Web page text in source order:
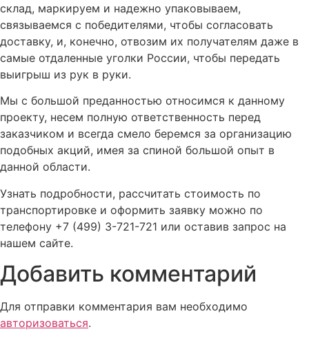
склад, маркируем и надежно упаковываем,
связываемся с победителями, чтобы согласовать
доставку, и, конечно, отвозим их получателям даже в
самые отдаленные уголки России, чтобы передать
выигрыш из рук в руки.
Мы с большой преданностью относимся к данному
проекту, несем полную ответственность перед
заказчиком и всегда смело беремся за организацию
подобных акций, имея за спиной большой опыт в
данной области.
Узнать подробности, рассчитать стоимость по
транспортировке и оформить заявку можно по
телефону +7 (499) 3-721-721 или оставив запрос на
нашем сайте.
Добавить комментарий
Для отправки комментария вам необходимо
авторизоваться.